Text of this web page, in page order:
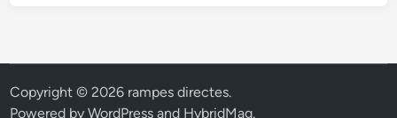
Copyright © 2026 rampes directes.
Powered byWordPress and HybridMag.